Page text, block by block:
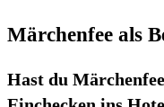
Märchenfee als
Hast du